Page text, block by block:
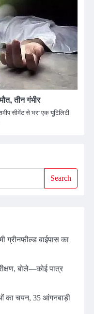
तीन गंभीर
सीमेंट से भरा एक यूटिलिटी
Search
ग्रीनफील्ड बाईपास का
बोले—कोई पात्र
का चयन, 35 आंगनबाड़ी